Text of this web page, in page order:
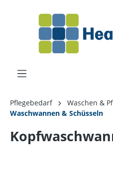
Pflegebedarf
Waschen &
Waschwannen & Schüsseln